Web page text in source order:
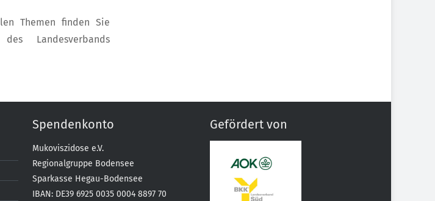
Themen finden Sie
Landesverbands
Spendenkonto
Mukoviszidose e.V.
Regionalgruppe Bodensee
Sparkasse Hegau-Bodensee
IBAN: DE39 6925 0035 0004 8897 70
Gefördert von